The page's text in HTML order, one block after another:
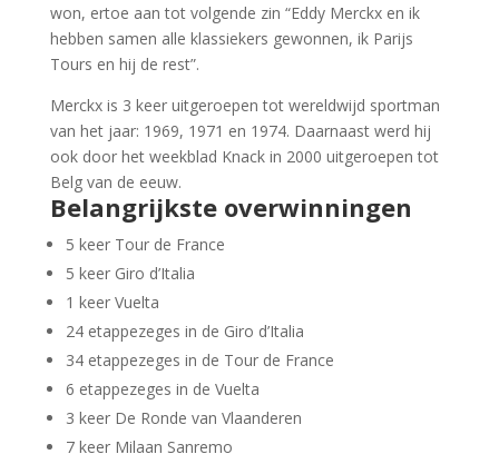
won, ertoe aan tot volgende zin “Eddy Merckx en ik
hebben samen alle klassiekers gewonnen, ik Parijs
Tours en hij de rest”.
Merckx is 3 keer uitgeroepen tot wereldwijd sportman
van het jaar: 1969, 1971 en 1974. Daarnaast werd hij
ook door het weekblad Knack in 2000 uitgeroepen tot
Belg van de eeuw.
Belangrijkste overwinningen
5 keer Tour de France
5 keer Giro d’Italia
1 keer Vuelta
24 etappezeges in de Giro d’Italia
34 etappezeges in de Tour de France
6 etappezeges in de Vuelta
3 keer De Ronde van Vlaanderen
7 keer Milaan Sanremo